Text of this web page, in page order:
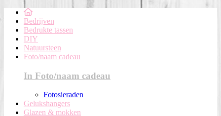
Bedrijven
Bedrukte tassen
DIY
Natuursteen
Foto/naam cadeau
In Foto/naam cadeau
Fotosieraden
Gelukshangers
Glazen & mokken